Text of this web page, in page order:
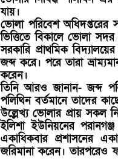
যায়।
ভোলা পরিবেশ অধিদপ্তরের
ভিত্তিতে বিকালে ভোলা
সরকারি প্রাথমিক
জব্দ করে। পরে তারা
করেন।
তিনি আরও জানান- জব্দ
পলিথিন বর্তমানে তাদের
উল্লেখ্য ভোলার প্রায় সকল
ইলিশা ইউনিয়নের
একাধিকবার প্রশাসনের
জরিমানা করেন। তারপরেও